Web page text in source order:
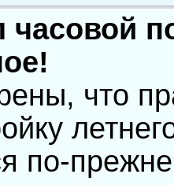
часовой
что
по-